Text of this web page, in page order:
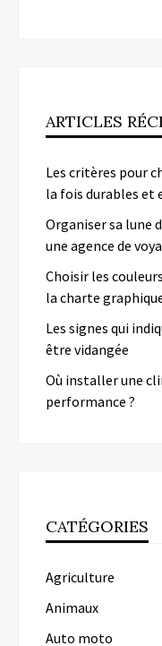
ARTICLES
Les critères pour
la fois durables et
Organiser sa lune
une agence de
Choisir les
la charte
Les signes qui
être vidangée
Où installer une
performance ?
CATÉGORIES
Agriculture
Animaux
Auto moto